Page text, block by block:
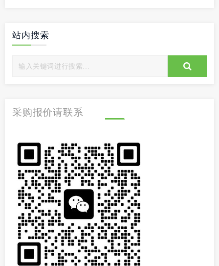
站内搜索
采购报价请联系